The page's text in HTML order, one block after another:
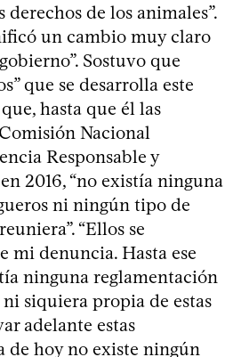
de los animales”.
un cambio muy claro
Sostuvo que
que se desarrolla este
hasta que él las
Nacional
Responsable y
2016, “no existía ninguna
ni ningún tipo de
“Ellos se
mi denuncia. Hasta ese
ninguna reglamentación
siquiera propia de estas
adelante estas
de hoy no existe ningún